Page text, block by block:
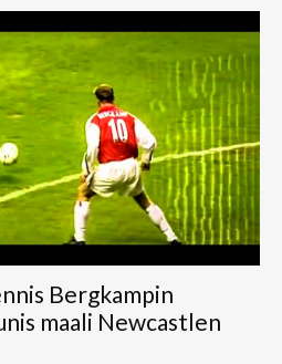
Bergkampin
maali Newcastlen